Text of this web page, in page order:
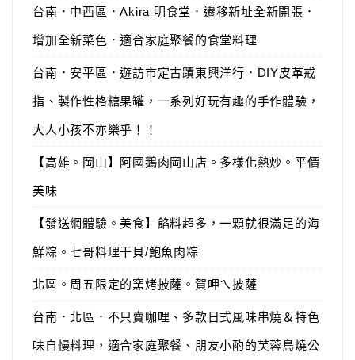
台南．中西區．Akira 明食堂．遷移新址全新開張．
增加全新菜色．適合家庭聚餐的食堂料理
台南．安平區．遊訪市定古蹟東興洋行．DIY皮革戒
指、製作性格糖果罐，一系列好玩有趣的手作體驗，
大人小孩不亦樂乎！！
【高雄。岡山】阿國鵝肉岡山店。多樣化熱炒。平價
美味
【發送網體驗。美食】餡料超多，一顆就很滿足的海
鮮粽。七哥料理干貝/鮑魚肉粽
北區。周五限定的窯烤披薩。賀呷ㄟ披薩
台南．北區．不只賣咖哩、多款日式風味串燒＆特色
味自慢料理，適合家庭聚餐、朋友小酌的芙蓉鳥燒公